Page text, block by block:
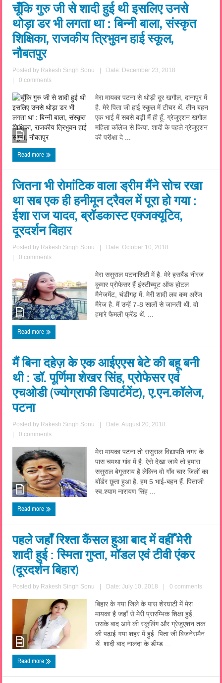
चूँकि गुरु जी से शादी हुई थी इसलिए उनसे
थोड़ा डर भी लगता था : बिन्नी बाला, संस्कृत
शिक्षिका, राजकीय त्रिभुवन हाई स्कूल,
नौबतपुर
Posted by Rakesh Singh Sonu
Date: December 23, 2018
0 comments
मेरा मायका पटना से थोड़ी दूर खगौल, दानापुर में
है. मेरे पिता जी हाई स्कूल में टीचर थें. तीन बहन
एक भाई में सबसे बड़ी मैं ही हूँ. ग्रेजुएशन खगौल
महिला कॉलेज से किया. शादी के पहले ग्रेजुएशन
की परीक्षा दे ...
Read more
जितना भी रोमांटिक वाला ड्रीम मैंने सोच रखा
था सब एक ही हनीमून ट्रैवल में पूरा हो गया :
ईशा राज यादव, ब्रॉडकास्ट एक्जक्यूटिव,
दूरदर्शन बिहार
Posted by Rakesh Singh Sonu
Date: October 10, 2018
0 comments
मेरा ससुराल पटनासिटी में है. मेरे हसबैंड नीरज
कुमार प्रोफेसर हैं इंस्टीच्यूट ऑफ होटल
मैनेजमेंट, चंडीगढ़ में. मेरी शादी लव कम अरैंज
मैरेज है. मैं उन्हें 7-8 सालों से जानती थी. वो
हमारे फैमली फ्रेंड थें. ...
Read more
मैं बिना दहेज़ के एक आईएएस बेटे की बहू बनी
थी : डॉ. पूर्णिमा शेखर सिंह, प्रोफेसर एवं
एचओडी (ज्योग्राफी डिपार्टमेंट), ए.एन.कॉलेज,
पटना
Posted by Rakesh Singh Sonu
Date: August 20, 2018
0 comments
मेरा मायका पटना तो ससुराल विद्यापति नगर के
पास चमथा गांव में है. ऐसे देखा जाये तो हमारा
ससुराल बेगूसराय है लेकिन वो गाँव चार जिलों का
बॉर्डर छूता हुआ है. हम 5 भाई-बहन हैं. पिताजी
स्व.श्याम नारायण सिंह ...
Read more
पहले जहाँ रिश्ता कैंसल हुआ बाद में वहीँ मेरी
शादी हुई : स्मिता गुप्ता, मॉडल एवं टीवी एंकर
(दूरदर्शन बिहार)
Posted by Rakesh Singh Sonu Date: July 10, 2018 0 comments
बिहार के गया जिले के पास शेरघाटी में मेरा
मायका है जहाँ से मेरी प्रारम्भिक शिक्षा हुई.
उसके बाद आगे की स्कूलिंग और ग्रेजुएशन तक
की पढ़ाई गया शहर में हुई. पिता जी बिजनेसमैन
थें. शादी बाद नालंदा के डीम्ड ...
Read more